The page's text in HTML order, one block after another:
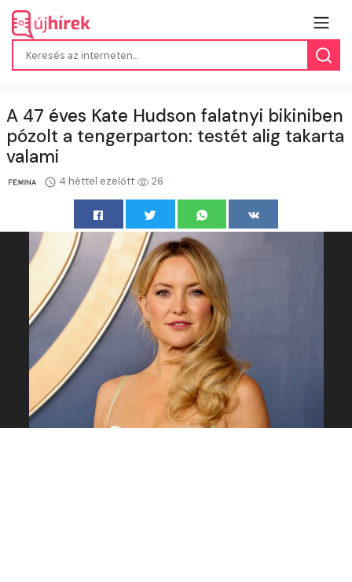
A 47 éves Kate Hudson falatnyi bikiniben
pózolt a tengerparton: testét alig takarta
valami
4 héttel ezelőtt 26